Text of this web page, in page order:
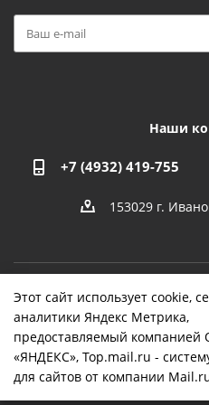
Наши
+7 (4932) 419-755
153029 г.
-разработка,
Этот сайт использует cookie,
аналитики Яндекс Метрика,
предоставляемый
«ЯНДЕКС», Top.mail.ru -
для сайтов от компании